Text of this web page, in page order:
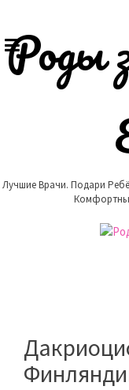
content
Роды
Лучшие Врачи. Подари